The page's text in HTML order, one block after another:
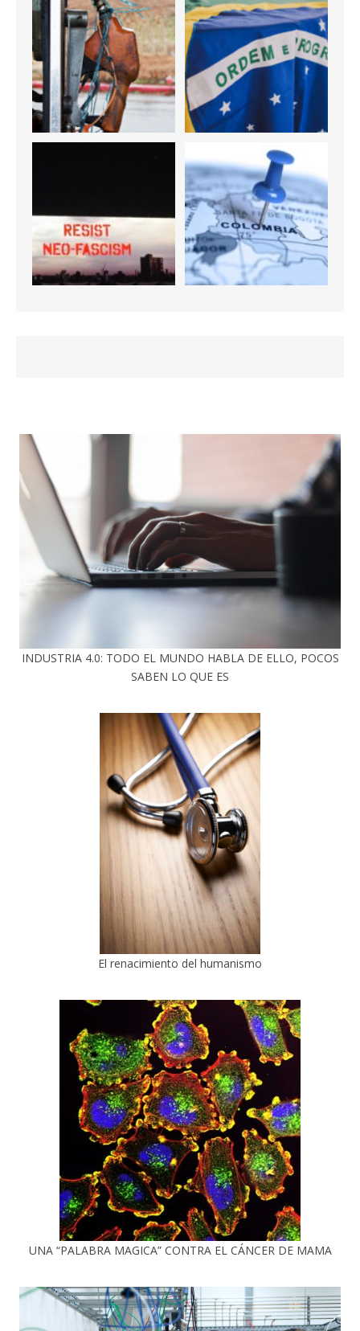
INDUSTRIA 4.0: TODO EL MUNDO HABLA DE ELLO, POCOS
SABEN LO QUE ES
El renacimiento del humanismo
UNA “PALABRA MAGICA” CONTRA EL CÁNCER DE MAMA